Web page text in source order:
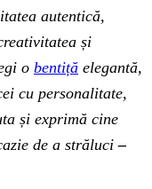
autentică,
și
o bentiță elegantă,
cu personalitate,
și exprimă cine
de a străluci –